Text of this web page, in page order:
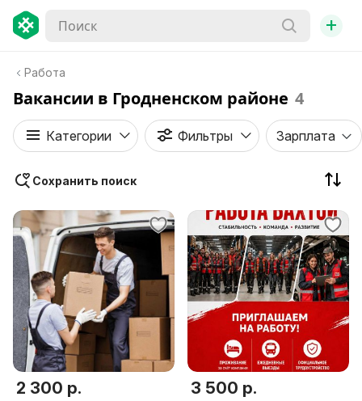
+
Работа
Вакансии в Гродненском районе 4
Категории Фильтры Зарплата
Сохранить поиск
2 300 р. 3 500 р.